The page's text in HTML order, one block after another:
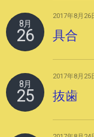
8月
26
2017年8月26
具合
8月
25
2017年8月25
抜歯